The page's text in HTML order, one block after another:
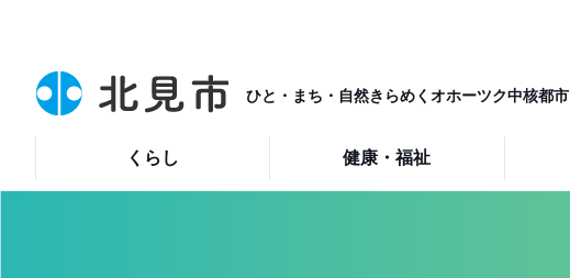
ひと・まち・自然きらめくオホーツク中核都市
くらし 健康・福祉